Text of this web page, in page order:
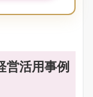
活用事例